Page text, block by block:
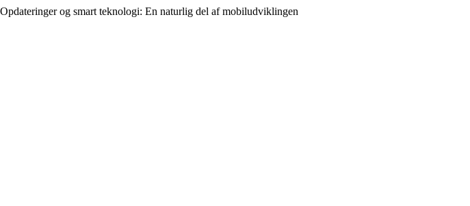
Opdateringer og smart teknologi: En naturlig del af mobiludviklingen